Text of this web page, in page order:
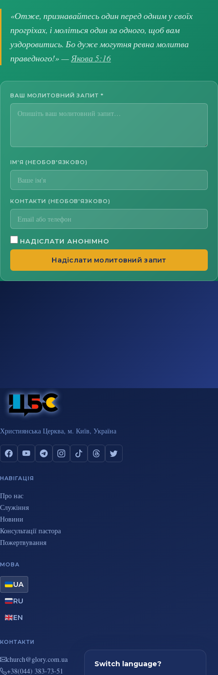
«Отже, признавайтесь один перед одним у своїх
прогріхах, і моліться один за одного, щоб вам
уздоровитись. Бо дуже могутня ревна молитва
праведного!» —Якова 5:16
ВАШ МОЛИТОВНИЙ ЗАПИТ *
ІМ'Я (НЕОБОВ'ЯЗКОВО)
КОНТАКТИ (НЕОБОВ'ЯЗКОВО)
НАДІСЛАТИ АНОНІМНО
Надіслати молитовний запит
Християнська Церква, м. Київ, Україна
НАВІГАЦІЯ
Про нас
Служіння
Новини
Консультації пастора
Пожертвування
МОВА
UA
RU
EN
КОНТАКТИ
au.moc.yrolg@hcruhc
+38(044) 383-73-51
Switch language?